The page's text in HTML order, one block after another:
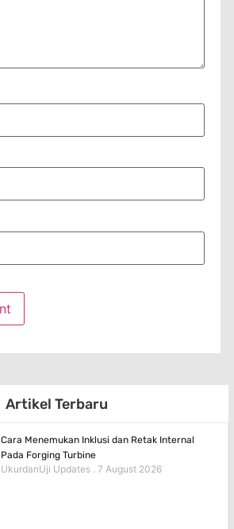
Artikel Terbaru
Cara Menemukan Inklusi dan Retak Internal
Pada Forging Turbine
UkurdanUji Updates 7 August 2026